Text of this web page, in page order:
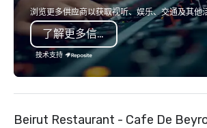
浏览更多供应商以获取视听、娱乐、交通及其他
了解更多信息
技术支持
Beirut Restaurant - Cafe De